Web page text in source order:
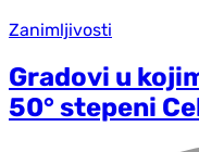
Zanimljivosti
Gradovi u
50° stepeni